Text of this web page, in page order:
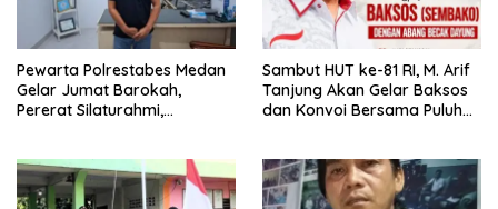
Pewarta Polrestabes Medan
Gelar Jumat Barokah,
Pererat Silaturahmi,
‎Sambut HUT ke-81 RI, M. Arif
Tanjung Akan Gelar Baksos
dan Konvoi Bersama Puluhan